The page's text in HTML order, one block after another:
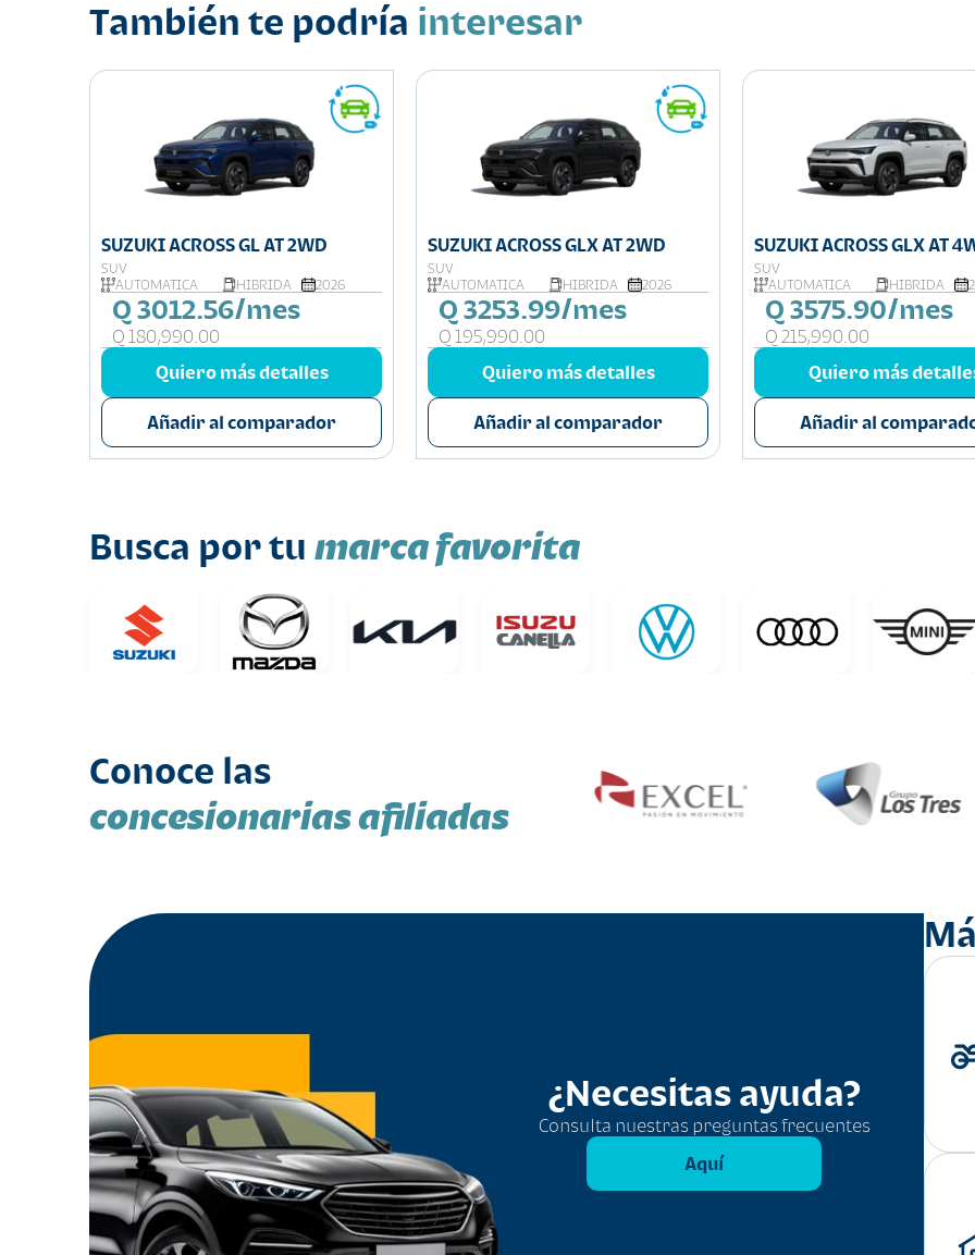
También te podría interesar
SUZUKI ACROSS GL AT 2WD
SUV
AUTOMÁTICA
HIBRIDA 2026
Q 3012.56/mes
Q 180,990.00
Quiero más detalles
Añadir al comparador
SUZUKI ACROSS GLX AT 2WD
SUV
AUTOMÁTICA
HIBRIDA 2026
Q 3253.99/mes
Q 195,990.00
Quiero más detalles
Añadir al comparador
SUZUKI ACROSS GLX AT
SUV
AUTOMÁTICA
HIBRIDA
Q 3575.90/mes
Q 215,990.00
Quiero más
Añadir al
Busca por tu marca favorita
Conoce las
concesionarias afiliadas
¿Necesitas ayuda?
Consulta nuestras preguntas frecuentes
Aquí